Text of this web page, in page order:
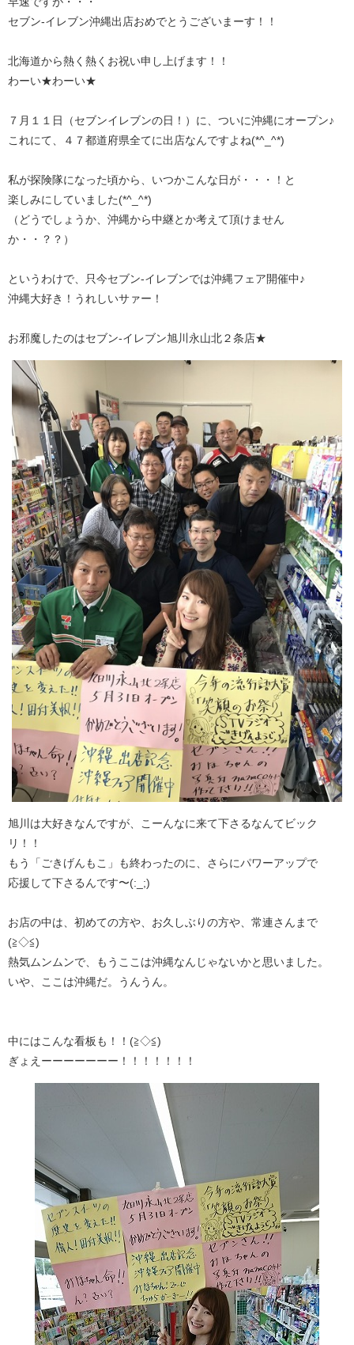
セブン-イレブン沖縄出店おめでとうございまーす！！
北海道から熱く熱くお祝い申し上げます！！
わーい★わーい★
７月１１日（セブンイレブンの日！）に、ついに沖縄にオープン♪
これにて、４７都道府県全てに出店なんですよね(*^_^*)
私が探険隊になった頃から、いつかこんな日が・・・！と
楽しみにしていました(*^_^*)
（どうでしょうか、沖縄から中継とか考えて頂けません
か・・？？）
というわけで、只今セブン-イレブンでは沖縄フェア開催中♪
沖縄大好き！うれしいサァー！
お邪魔したのはセブン-イレブン旭川永山北２条店★
旭川は大好きなんですが、こーんなに来て下さるなんてビック
リ！！
もう「ごきげんもこ」も終わったのに、さらにパワーアップで
応援して下さるんです〜(:_;)
お店の中は、初めての方や、お久しぶりの方や、常連さんまで
(≧◇≦)
熱気ムンムンで、もうここは沖縄なんじゃないかと思いました。
いや、ここは沖縄だ。うんうん。
中にはこんな看板も！！(≧◇≦)
ぎょえーーーーーーー！！！！！！！